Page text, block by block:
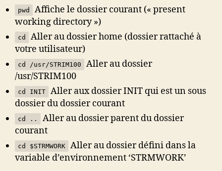
pwd
Affiche le dossier courant (« present
working directory »)
cd
Aller au dossier home (dossier rattaché à
votre utilisateur)
cd /usr/STRIM100
Aller au dossier
/usr/STRIM100
cd INIT
Aller aux dossier INIT qui est un sous
dossier du dossier courant
cd ..
Aller au dossier parent du dossier
courant
cd $STRMWORK
Aller au dossier défini dans la
variable d’environnement ‘STRMWORK’